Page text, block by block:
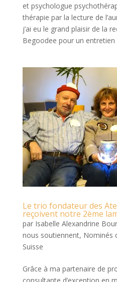
et psychologue
thérapie par la lecture de
j’ai eu le grand plaisir de la
Begoodee pour un entretien
Le trio fondateur des
reçoivent notre 2ème
par Isabelle Alexandrine
nous soutiennent, Nominés
Suisse
Grâce à ma partenaire de